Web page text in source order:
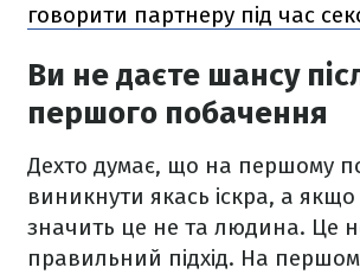
говорити партнеру під час
Ви не даєте шансу
першого побачення
Дехто думає, що на першому
виникнути якась іскра, а якщо
значить це не та людина. Це
правильний підхід. На